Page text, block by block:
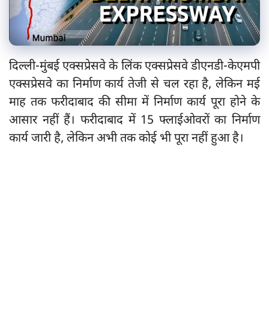
दिल्ली-मुंबई एक्सप्रेसवे के लिंक एक्सप्रेसवे डीएनडी-केएमपी
एक्सप्रेसवे का निर्माण कार्य तेजी से चल रहा है, लेकिन मई
माह तक फरीदाबाद की सीमा में निर्माण कार्य पूरा होने के
आसार नहीं हैं। फरीदाबाद में 15 फ्लाईओवरों का निर्माण
कार्य जारी है, लेकिन अभी तक कोई भी पूरा नहीं हुआ है।